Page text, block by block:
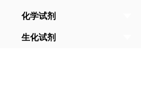
化学试剂
生化试剂